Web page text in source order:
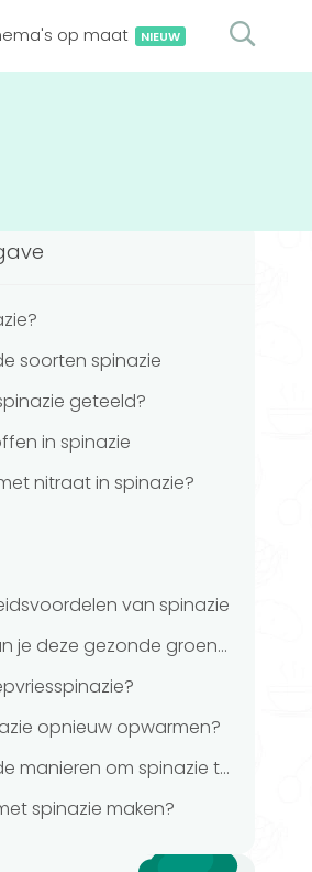
op maat NIEUW
soorten spinazie
geteeld?
in spinazie
nitraat in spinazie?
van spinazie
gezonde groente beter laten staan?
opnieuw opwarmen?
om spinazie te eten
spinazie maken?